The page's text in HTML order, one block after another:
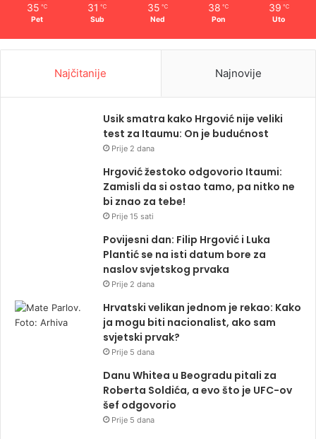
35 ℃
Pet
31 ℃
Sub
35 ℃
Ned
38 ℃
Pon
39 ℃
Uto
Najčitanije Najnovije
Usik smatra kako Hrgović nije veliki
test za Itaumu: On je budućnost
Prije 2 dana
Hrgović žestoko odgovorio Itaumi:
Zamisli da si ostao tamo, pa nitko ne
bi znao za tebe!
Prije 15 sati
Povijesni dan: Filip Hrgović i Luka
Plantić se na isti datum bore za
naslov svjetskog prvaka
Prije 2 dana
Hrvatski velikan jednom je rekao: Kako
ja mogu biti nacionalist, ako sam
svjetski prvak?
Prije 5 dana
Danu Whitea u Beogradu pitali za
Roberta Soldića, a evo što je UFC-ov
šef odgovorio
Prije 5 dana